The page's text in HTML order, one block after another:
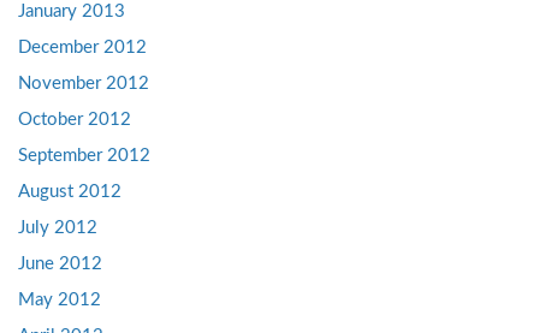
January 2013
December 2012
November 2012
October 2012
September 2012
August 2012
July 2012
June 2012
May 2012